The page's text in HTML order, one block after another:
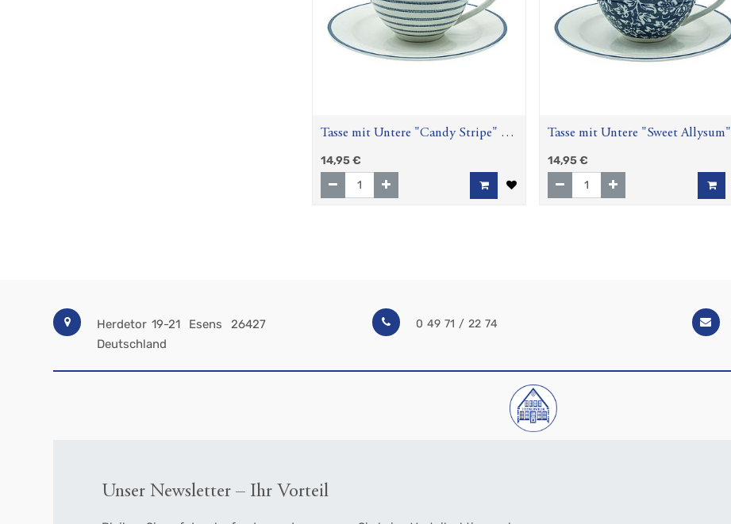
Tasse mit Untere "Candy Stripe" ca.
30cl
14,95€
Tasse mit Untere "Sweet Allysum"
ca. 30cl
14,95€
Herdetor 19-21 Esens
26427
Deutschland
0 49 71 / 22 74
Unser Newsletter – Ihr Vorteil